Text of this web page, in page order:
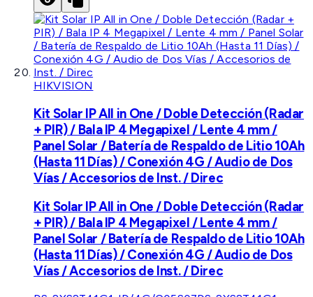
HIKVISION
Kit Solar IP All in One / Doble Detección (Radar
+ PIR) / Bala IP 4 Megapixel / Lente 4 mm /
Panel Solar / Batería de Respaldo de Litio 10Ah
(Hasta 11 Días) / Conexión 4G / Audio de Dos
Vías / Accesorios de Inst. / Direc
Kit Solar IP All in One / Doble Detección (Radar
+ PIR) / Bala IP 4 Megapixel / Lente 4 mm /
Panel Solar / Batería de Respaldo de Litio 10Ah
(Hasta 11 Días) / Conexión 4G / Audio de Dos
Vías / Accesorios de Inst. / Direc